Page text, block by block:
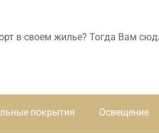
в своем жилье? Тогда Вам
покрытия Освещение